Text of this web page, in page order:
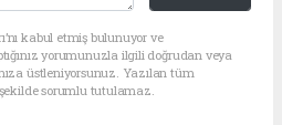
kabul etmiş bulunuyor ve
yorumunuzla ilgili doğrudan veya
üstleniyorsunuz. Yazılan tüm
sorumlu tutulamaz.